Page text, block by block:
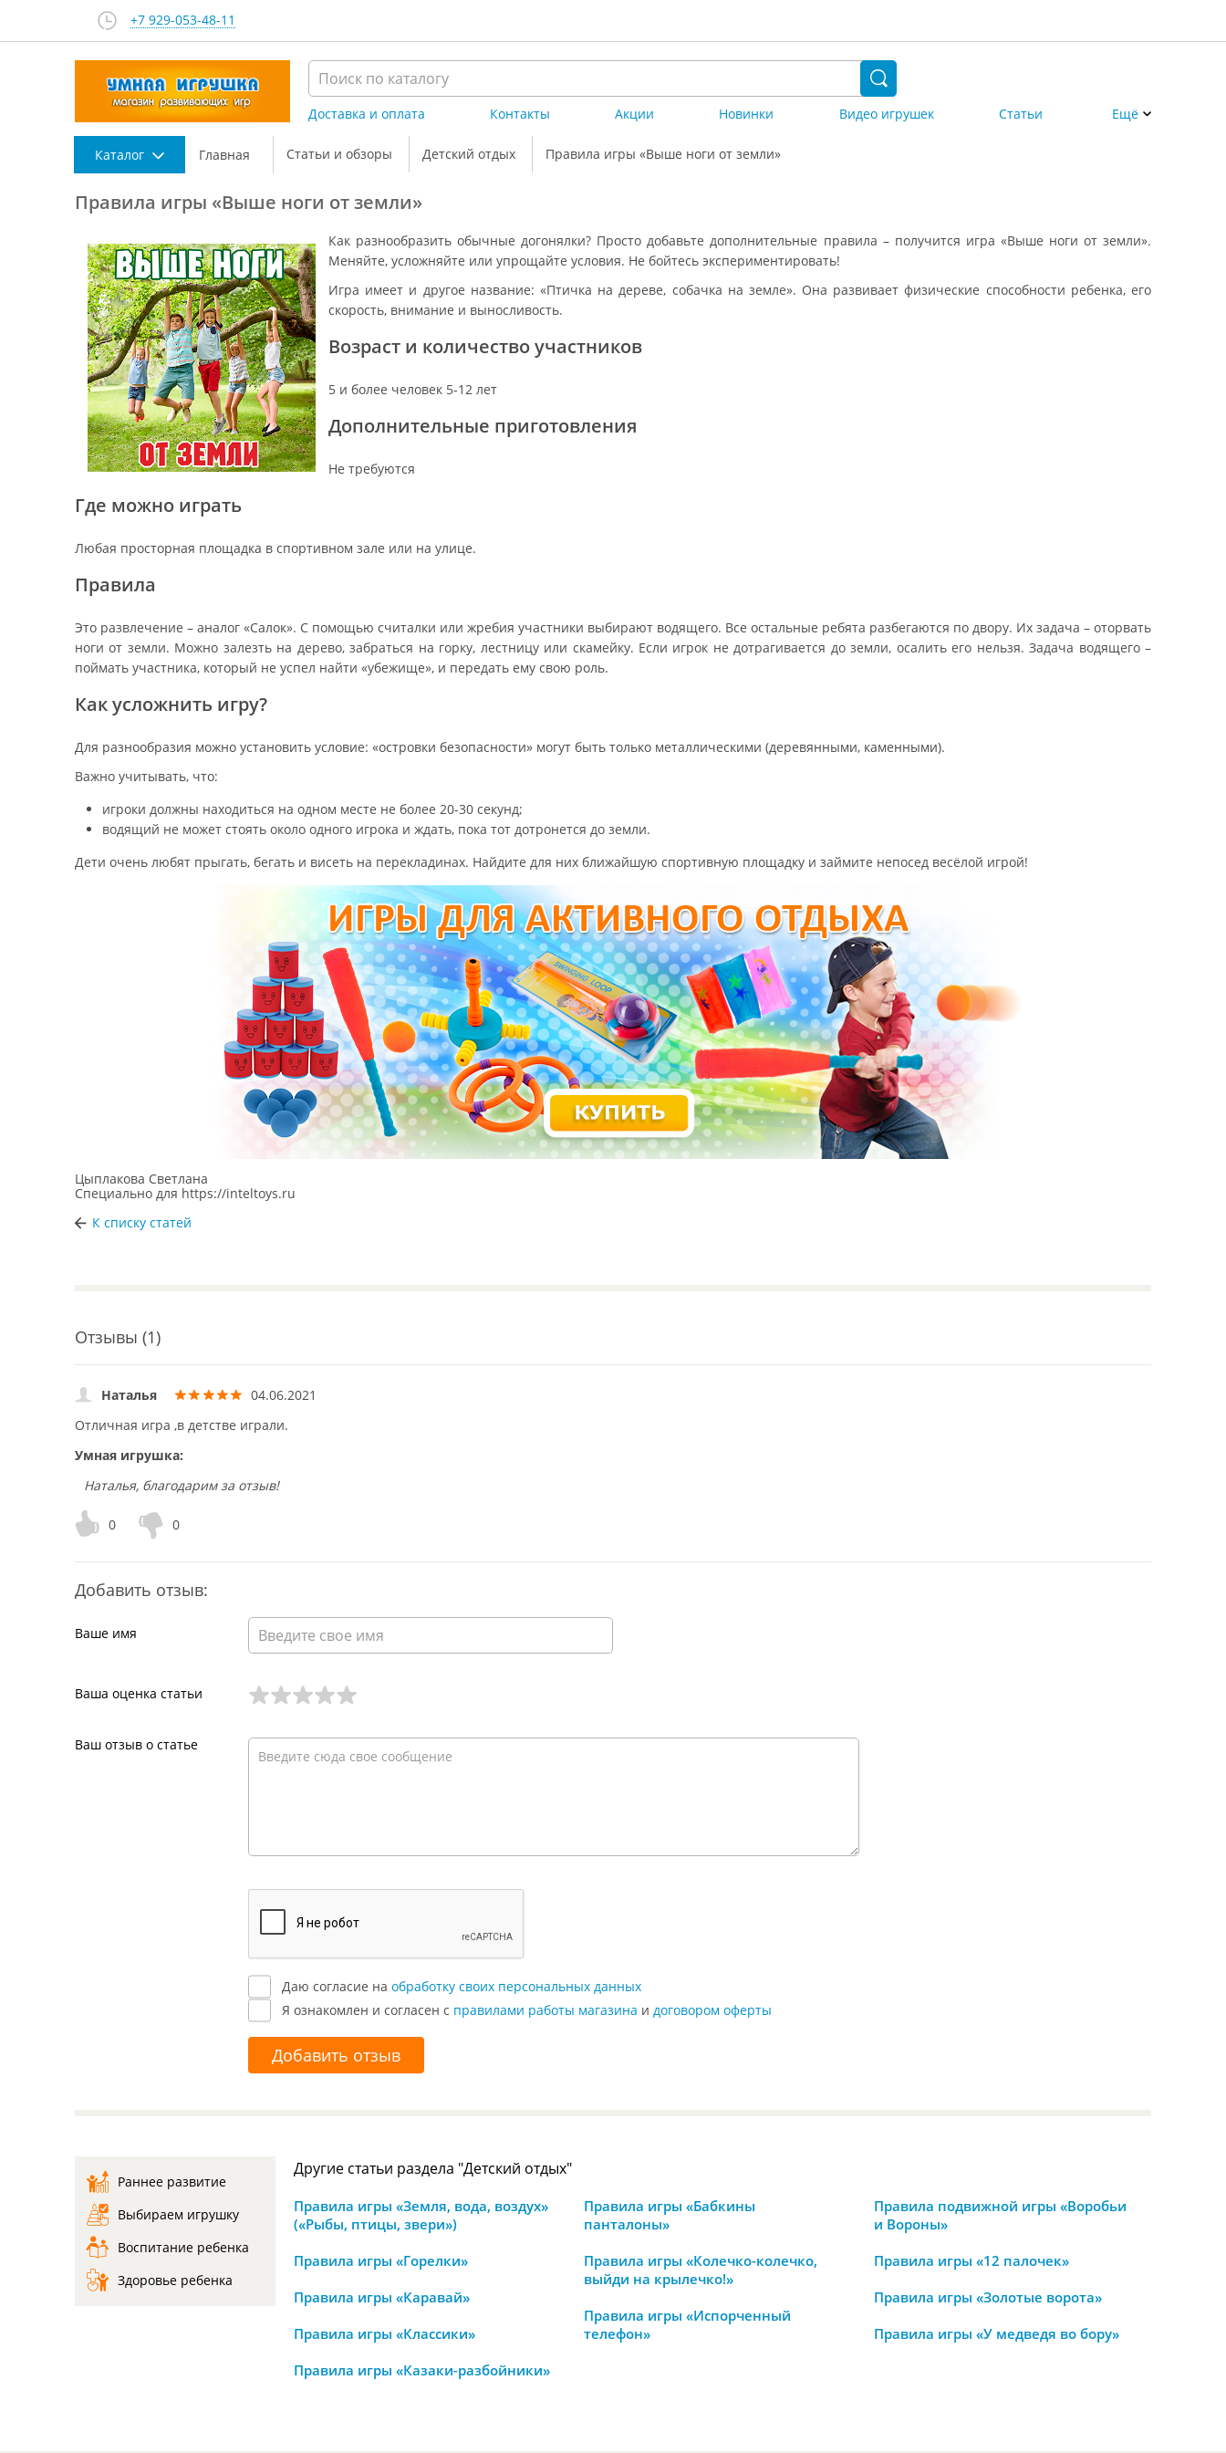
+7 929-053-48-11
Доставка и оплата Контакты Акции Новинки Видео игрушек Статьи Ещё
Каталог Главная Статьи и обзоры Детский отдых Правила игры «Выше ноги от земли»
Правила игры «Выше ноги от земли»
Как разнообразить обычные догонялки? Просто добавьте дополнительные правила – получится игра «Выше ноги от земли».
Меняйте, усложняйте или упрощайте условия. Не бойтесь экспериментировать!
Игра имеет и другое название: «Птичка на дереве, собачка на земле». Она развивает физические способности ребенка, его
скорость, внимание и выносливость.
Возраст и количество участников
5 и более человек 5-12 лет
Дополнительные приготовления
Не требуются
Где можно играть
Любая просторная площадка в спортивном зале или на улице.
Правила
Это развлечение – аналог «Салок». С помощью считалки или жребия участники выбирают водящего. Все остальные ребята разбегаются по двору. Их задача – оторвать
ноги от земли. Можно залезть на дерево, забраться на горку, лестницу или скамейку. Если игрок не дотрагивается до земли, осалить его нельзя. Задача водящего –
поймать участника, который не успел найти «убежище», и передать ему свою роль.
Как усложнить игру?
Для разнообразия можно установить условие: «островки безопасности» могут быть только металлическими (деревянными, каменными).
Важно учитывать, что:
игроки должны находиться на одном месте не более 20-30 секунд;
водящий не может стоять около одного игрока и ждать, пока тот дотронется до земли.
Дети очень любят прыгать, бегать и висеть на перекладинах. Найдите для них ближайшую спортивную площадку и займите непосед весёлой игрой!
Цыплакова Светлана
Специально для https://inteltoys.ru
К списку статей
Отзывы (1)
Наталья
04.06.2021
Отличная игра ,в детстве играли.
Умная игрушка:
Наталья, благодарим за отзыв!
0 0
Добавить отзыв:
Ваше имя
Ваша оценка статьи
Ваш отзыв о статье
Даю согласие на обработку своих персональных данных
Я ознакомлен и согласен с правилами работы магазина и договором оферты
Добавить отзыв
Раннее развитие
Выбираем игрушку
Воспитание ребенка
Здоровье ребенка
Другие статьи раздела "Детский отдых"
Правила игры «Земля, вода, воздух»
(«Рыбы, птицы, звери»)
Правила игры «Горелки»
Правила игры «Каравай»
Правила игры «Классики»
Правила игры «Казаки-разбойники»
Правила игры «Бабкины
панталоны»
Правила игры «Колечко-колечко,
выйди на крылечко!»
Правила игры «Испорченный
телефон»
Правила подвижной игры «Воробьи
и Вороны»
Правила игры «12 палочек»
Правила игры «Золотые ворота»
Правила игры «У медведя во бору»